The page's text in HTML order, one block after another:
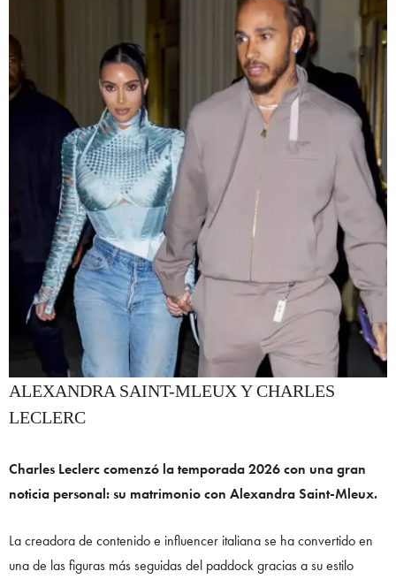
ALEXANDRA SAINT-MLEUX Y CHARLES
LECLERC
Charles Leclerc comenzó la temporada 2026 con una gran
noticia personal: su matrimonio con Alexandra Saint-Mleux.
La creadora de contenido e influencer italiana se ha convertido en
una de las figuras más seguidas del paddock gracias a su estilo